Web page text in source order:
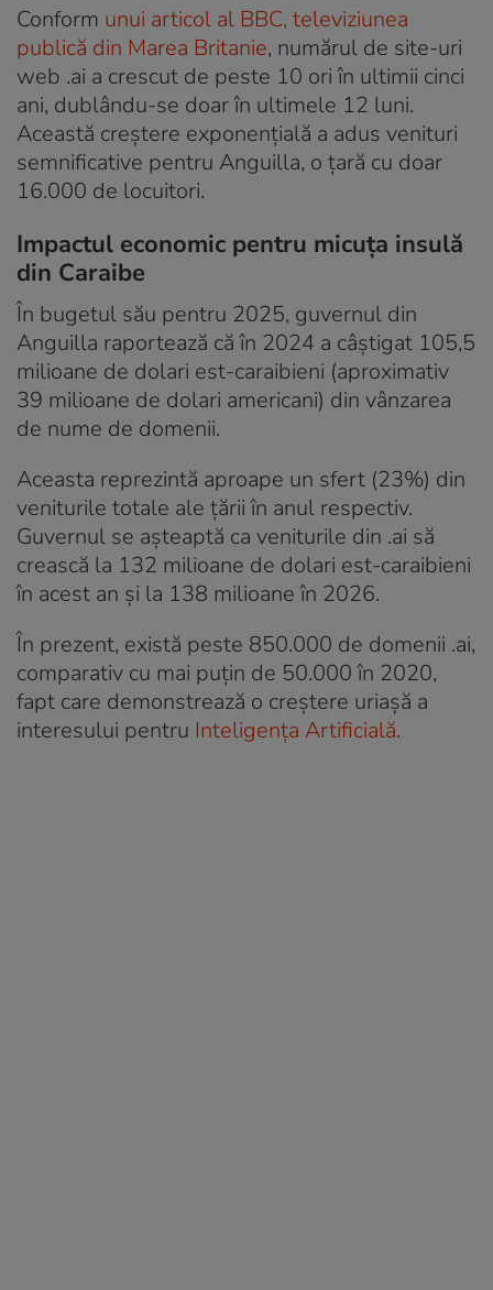
Conform unui articol al BBC, televiziunea
publică din Marea Britanie, numărul de site-uri
web .ai a crescut de peste 10 ori în ultimii cinci
ani, dublându-se doar în ultimele 12 luni.
Această creștere exponențială a adus venituri
semnificative pentru Anguilla, o țară cu doar
16.000 de locuitori.
Impactul economic pentru micuța insulă
din Caraibe
În bugetul său pentru 2025, guvernul din
Anguilla raportează că în 2024 a câștigat 105,5
milioane de dolari est-caraibieni (aproximativ
39 milioane de dolari americani) din vânzarea
de nume de domenii.
Aceasta reprezintă aproape un sfert (23%) din
veniturile totale ale țării în anul respectiv.
Guvernul se așteaptă ca veniturile din .ai să
crească la 132 milioane de dolari est-caraibieni
în acest an și la 138 milioane în 2026.
În prezent, există peste 850.000 de domenii .ai,
comparativ cu mai puțin de 50.000 în 2020,
fapt care demonstrează o creștere uriașă a
interesului pentru Inteligența Artificială.